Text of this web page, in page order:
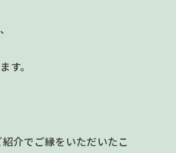
す。
介でご縁をいただいたこ